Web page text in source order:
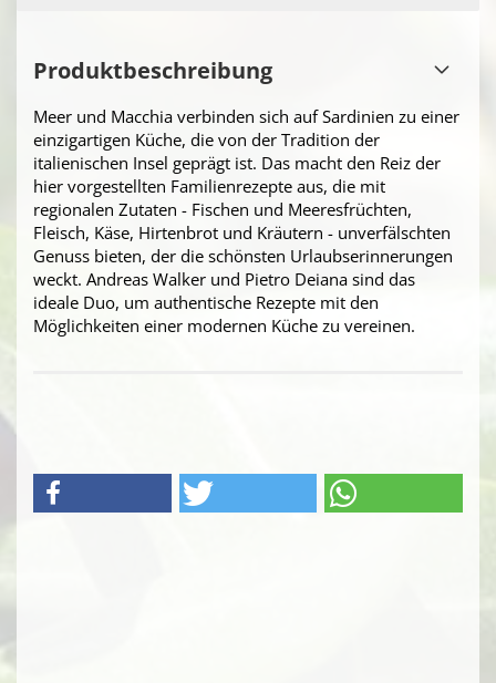
Produktbeschreibung
Meer und Macchia verbinden sich auf Sardinien zu einer
einzigartigen Küche, die von der Tradition der
italienischen Insel geprägt ist. Das macht den Reiz der
hier vorgestellten Familienrezepte aus, die mit
regionalen Zutaten - Fischen und Meeresfrüchten,
Fleisch, Käse, Hirtenbrot und Kräutern - unverfälschten
Genuss bieten, der die schönsten Urlaubserinnerungen
weckt. Andreas Walker und Pietro Deiana sind das
ideale Duo, um authentische Rezepte mit den
Möglichkeiten einer modernen Küche zu vereinen.